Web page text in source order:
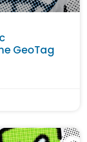
GeoTag